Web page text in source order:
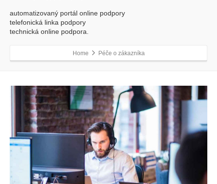
automatizovaný portál online podpory
telefonická linka podpory
technická online podpora.
Home Péče o zákazníka